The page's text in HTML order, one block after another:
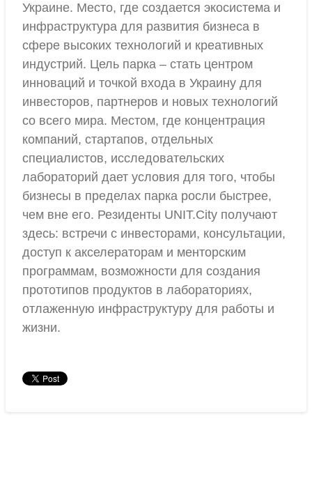
Украине. Место, где создается экосистема и
инфраструктура для развития бизнеса в
сфере высоких технологий и креативных
индустрий. Цель парка – стать центром
инноваций и точкой входа в Украину для
инвесторов, партнеров и новых технологий
со всего мира. Местом, где концентрация
компаний, стартапов, отдельных
специалистов, исследовательских
лабораторий дает условия для того, чтобы
бизнесы в пределах парка росли быстрее,
чем вне его. Резиденты UNIT.City получают
здесь: встречи с инвесторами, консультации,
доступ к акселераторам и менторским
программам, возможности для создания
прототипов продуктов в лабораториях,
отлаженную инфраструктуру для работы и
жизни.